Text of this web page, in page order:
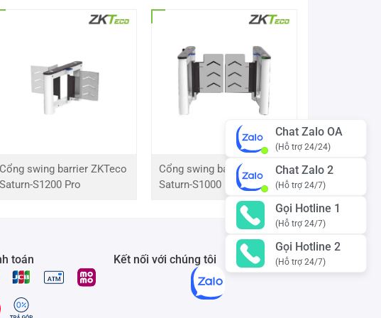
Cổng swing barrier ZKTeco
Saturn-S1200 Pro
Cổng swing barrier ZKTeco
Saturn-S1000 Pro
toán Kết nối với chúng tôi
Chat Zalo OA
(Hỗ trợ 24/24)
Chat Zalo 2
(Hỗ trợ 24/7)
Gọi Hotline 1
(Hỗ trợ 24/7)
Gọi Hotline 2
(Hỗ trợ 24/7)